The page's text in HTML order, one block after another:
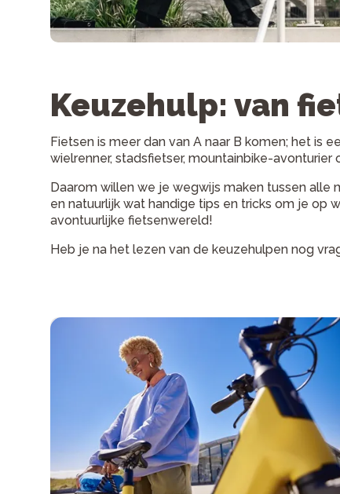
Keuzehulp: van
Fietsen is meer dan van A naar B komen; het is
wielrenner, stadsfietser, mountainbike-
Daarom willen we je wegwijs maken tussen alle
en natuurlijk wat handige tips en tricks om je op
avontuurlijke fietsenwereld!
Heb je na het lezen van de keuzehulpen nog